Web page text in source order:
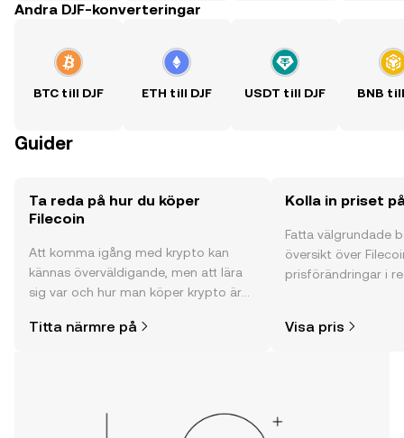
Andra DJF-konverteringar
BTC till DJF ETH till DJF USDT till DJF BNB
Guider
Ta reda på hur du köper
Filecoin
Att komma igång med krypto kan
kännas överväldigande, men att lära
sig var och hur man köper krypto är
din resa på OKX mobilapp eller direkt
Titta närmre på
Kolla in priset
Fatta välgrundade
översikt över
prisförändringar i
Visa pris